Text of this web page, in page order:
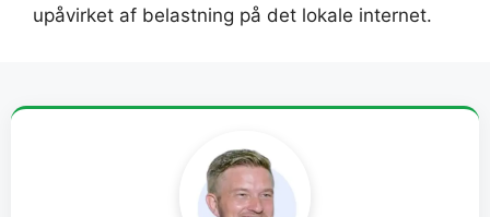
upåvirket af belastning på det lokale internet.